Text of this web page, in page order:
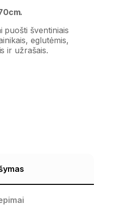
puošti šventiniais
eglutėmis,
ir užrašais.